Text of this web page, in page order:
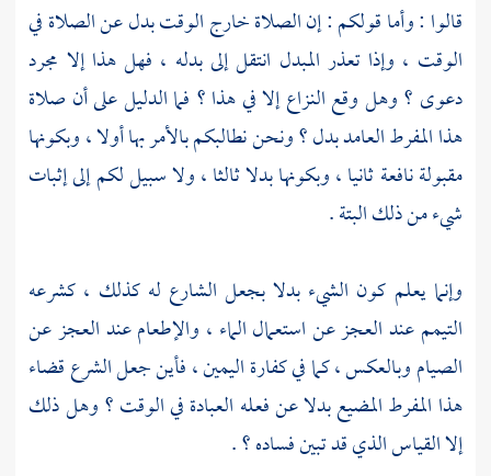
قالوا : وأما قولكم : إن الصلاة خارج الوقت بدل عن الصلاة في
الوقت ، وإذا تعذر المبدل انتقل إلى بدله ، فهل هذا إلا مجرد
دعوى ؟ وهل وقع النزاع إلا في هذا ؟ فما الدليل على أن صلاة
هذا المفرط العامد بدل ؟ ونحن نطالبكم بالأمر بها أولا ، وبكونها
مقبولة نافعة ثانيا ، وبكونها بدلا ثالثا ، ولا سبيل لكم إلى إثبات
شيء من ذلك البتة .
وإنما يعلم كون الشيء بدلا بجعل الشارع له كذلك ، كشرعه
التيمم عند العجز عن استعمال الماء ، والإطعام عند العجز عن
الصيام وبالعكس ، كما في كفارة اليمين ، فأين جعل الشرع قضاء
هذا المفرط المضيع بدلا عن فعله العبادة في الوقت ؟ وهل ذلك
إلا القياس الذي قد تبين فساده ؟ .